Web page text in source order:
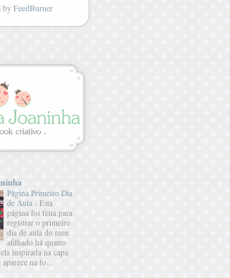
byFeedBurner
Página Primeiro Dia
de Aula - Esta
página foi feita para
registrar o primeiro
dia de aula do meu
afilhado há quatro
inspirada na capa
na fo...